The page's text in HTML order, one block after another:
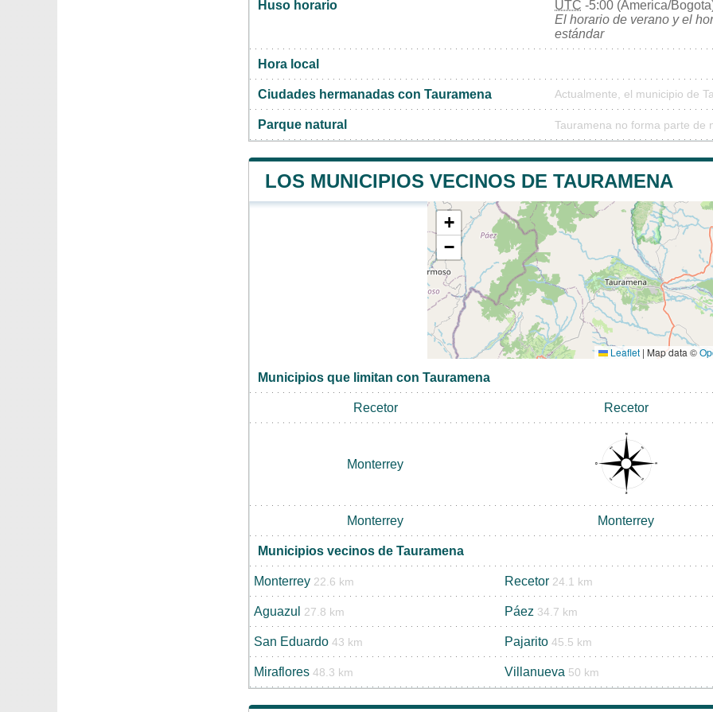
Huso horario UTC -5:00 (America/
El horario de verano y el
estándar
Hora local
Ciudades hermanadas con Tauramena Actualmente, el municipio de
Parque natural Tauramena no forma parte de
LOS MUNICIPIOS VECINOS DE TAURAMENA
+
−
Leaflet | Map data ©
Municipios que limitan con Tauramena
Recetor Recetor
Monterrey
Monterrey Monterrey
Municipios vecinos de Tauramena
Monterrey 22.6 km Recetor 24.1 km
Aguazul 27.8 km Páez 34.7 km
San Eduardo 43 km Pajarito 45.5 km
Miraflores 48.3 km Villanueva 50 km